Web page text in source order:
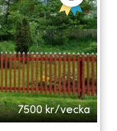
7500 kr/vecka